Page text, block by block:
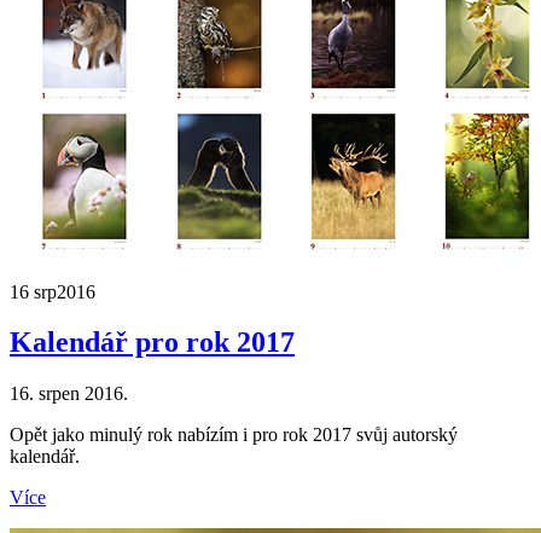
16 srp2016
Kalendář pro rok 2017
16. srpen 2016.
Opět jako minulý rok nabízím i pro rok 2017 svůj autorský
kalendář.
Více